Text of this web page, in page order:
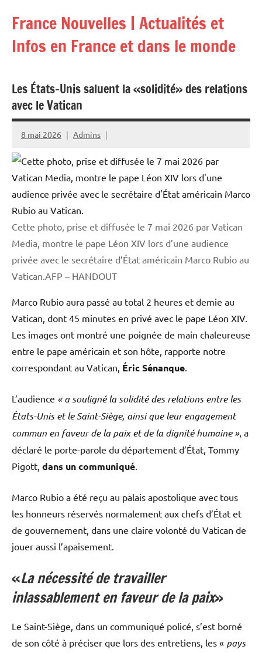
contenu
France Nouvelles | Actualités et
Infos en France et dans le monde
Les États-Unis saluent la «solidité» des relations
avec le Vatican
8 mai 2026 Admins
Cette photo, prise et diffusée le 7 mai 2026 par Vatican
Media, montre le pape Léon XIV lors d’une audience
privée avec le secrétaire d’État américain Marco Rubio au
Vatican.AFP – HANDOUT
Marco Rubio aura passé au total 2 heures et demie au
Vatican, dont 45 minutes en privé avec le pape Léon XIV.
Les images ont montré une poignée de main chaleureuse
entre le pape américain et son hôte, rapporte notre
correspondant au Vatican, Éric Sénanque.
L’audience « a souligné la solidité des relations entre les
États-Unis et le Saint-Siège, ainsi que leur engagement
commun en faveur de la paix et de la dignité humaine », a
déclaré le porte-parole du département d’État, Tommy
Pigott, dans un communiqué.
Marco Rubio a été reçu au palais apostolique avec tous
les honneurs réservés normalement aux chefs d’État et
de gouvernement, dans une claire volonté du Vatican de
jouer aussi l’apaisement.
«La nécessité de travailler
inlassablement en faveur de la paix»
Le Saint-Siège, dans un communiqué policé, s’est borné
de son côté à préciser que lors des entretiens, les « pays